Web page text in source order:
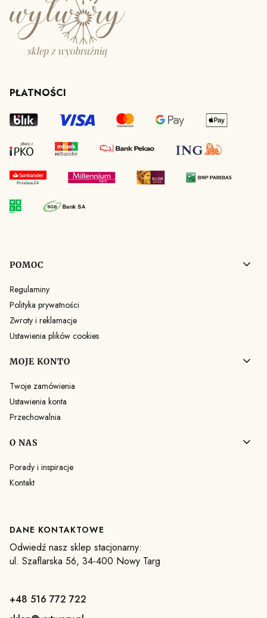
PŁATNOŚCI
Linki w stopce
POMOC
Regulaminy
Polityka prywatności
Zwroty i reklamacje
Ustawienia plików cookies
MOJE KONTO
Twoje zamówienia
Ustawienia konta
Przechowalnia
O NAS
Porady i inspiracje
Kontakt
DANE KONTAKTOWE
Odwiedź nasz sklep stacjonarny:
ul. Szaflarska 56, 34-400 Nowy Targ
+48 516 772 722